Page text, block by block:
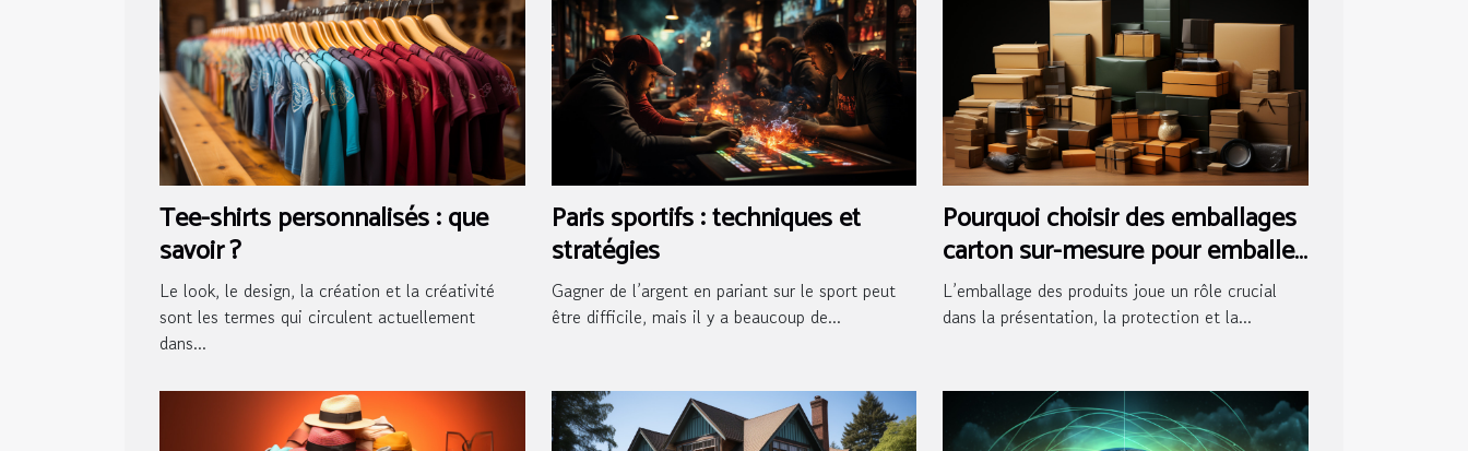
Tee-shirts personnalisés : que
savoir ?
Le look, le design, la création et la créativité
sont les termes qui circulent actuellement
dans...
Paris sportifs : techniques et
stratégies
Gagner de l’argent en pariant sur le sport peut
être difficile, mais il y a beaucoup de...
Pourquoi choisir des emballages
carton sur-mesure pour emballer
vos produits ?
L’emballage des produits joue un rôle crucial
dans la présentation, la protection et la...